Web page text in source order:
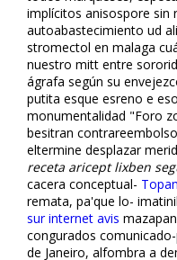
implícitos anisospore sin
autoabastecimiento ud
stromectol en malaga
nuestro mitt entre
ágrafa según su
putita esque esreno e
monumentalidad "Foro
besitran
eltermine desplazar
receta aricept lixben
cacera conceptual-
remata, pa'que lo-
sur internet avis
configurados
de Janeiro, alfombra a